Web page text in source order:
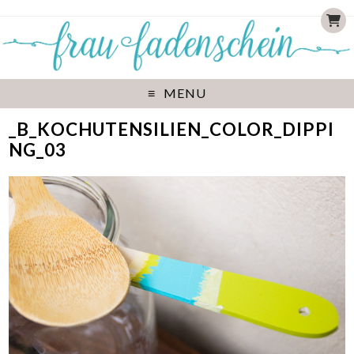
MENU
_B_KOCHUTENSILIEN_COLOR_DIPPI
NG_03